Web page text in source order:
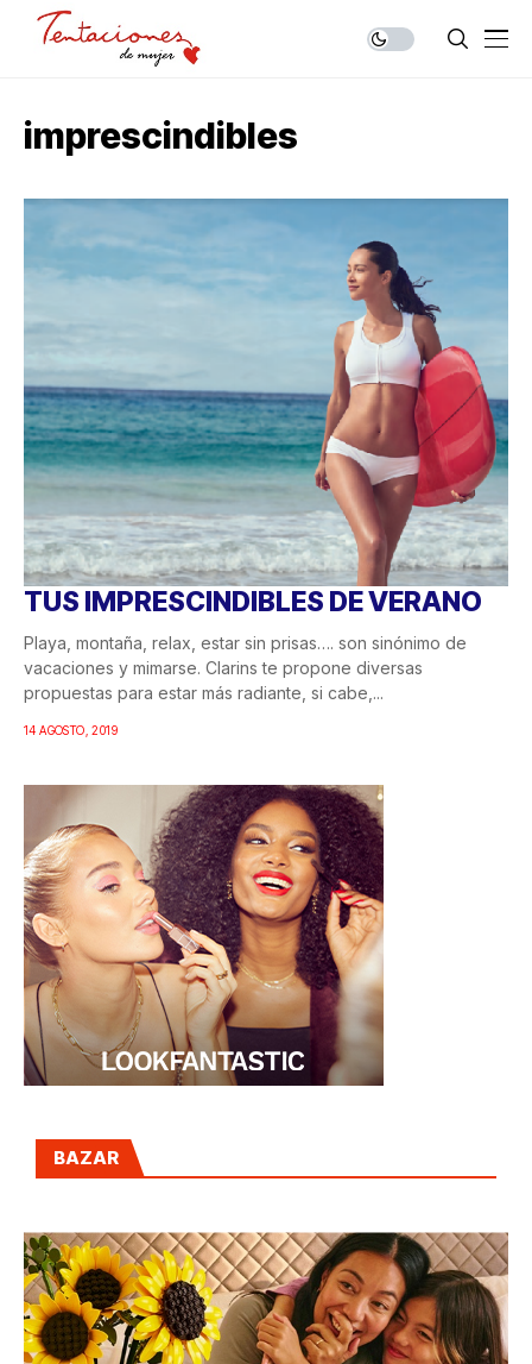
imprescindibles
TUS IMPRESCINDIBLES DE VERANO
Playa, montaña, relax, estar sin prisas…. son sinónimo de
vacaciones y mimarse. Clarins te propone diversas
propuestas para estar más radiante, si cabe,...
14 AGOSTO, 2019
BAZAR